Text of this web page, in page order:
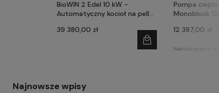
BioWIN 2 Edel 10 kW -
Automatyczny kocioł na pellet
39 380,00 zł
Pompa
Monoblock
12 387,00 zł
Najniższa cena:
Najnowsze wpisy